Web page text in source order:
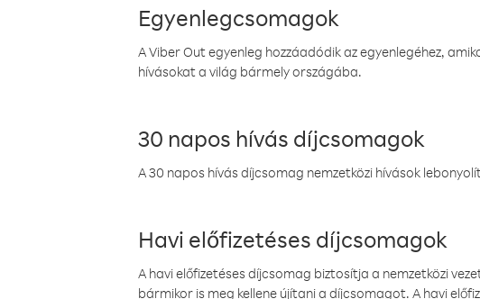
Egyenlegcsomagok
A Viber Out egyenleg hozzáadódik az egyenlegéhez,
hívásokat a világ bármely országába.
30 napos hívás díjcsomagok
A 30 napos hívás díjcsomag nemzetközi hívások
Havi előfizetéses díjcsomagok
A havi előfizetéses díjcsomag biztosítja a nemzetközi
bármikor is meg kellene újítani a díjcsomagot. A havi